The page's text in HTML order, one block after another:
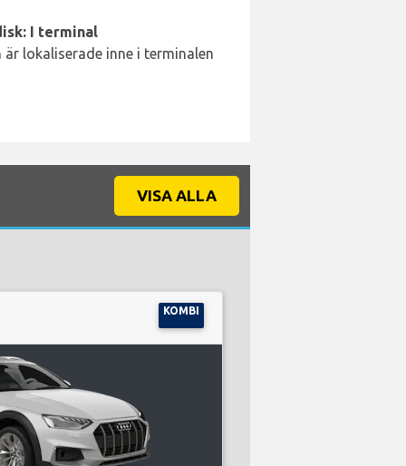
I terminal
lokaliserade inne i terminalen
VISA ALLA
KOMBI